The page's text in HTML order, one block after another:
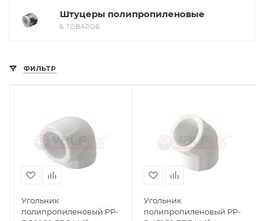
Штуцеры полипропиленовые
6 ТОВАРОВ
ФИЛЬТР
Угольник
полипропиленовый PP-
Угольник
полипропиленовый PP-